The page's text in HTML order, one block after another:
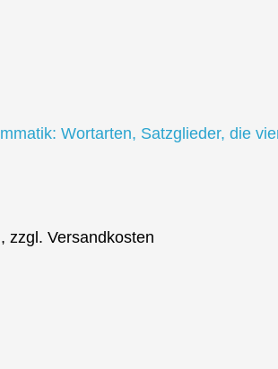
Wortarten, Satzglieder, die
zzgl. Versandkosten